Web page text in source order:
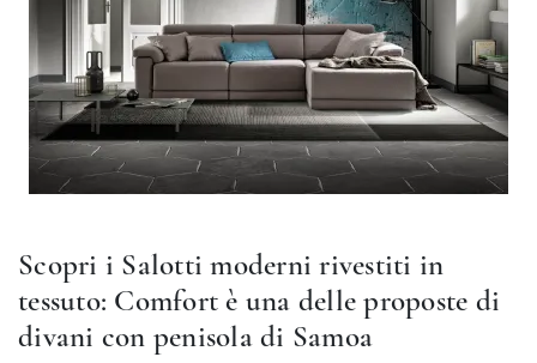
Scopri i Salotti moderni rivestiti in
tessuto: Comfort è una delle proposte di
divani con penisola di Samoa